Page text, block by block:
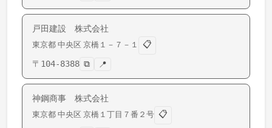
戸田建設 株式会社
東京都 中央区 京橋 １－７－１
📋
〒 104-8388 ⧉ 📍
神鋼商事 株式会社
東京都 中央区 京橋 １丁目７番２号 📋